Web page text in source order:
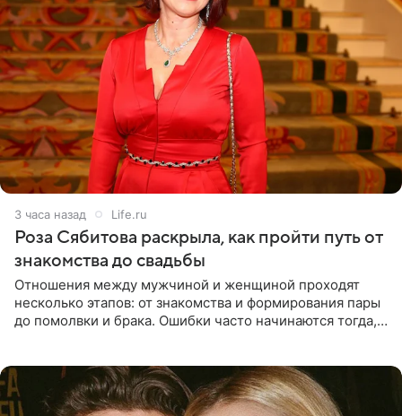
3 часа назад Life.ru
Роза Сябитова раскрыла, как пройти путь от
знакомства до свадьбы
Отношения между мужчиной и женщиной проходят
несколько этапов: от знакомства и формирования пары
до помолвки и брака. Ошибки часто начинаются тогда,